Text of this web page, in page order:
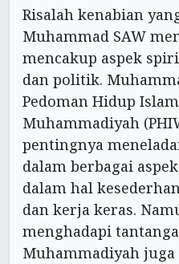
Risalah kenabian
Muhammad SAW
mencakup aspek
dan politik.
Pedoman Hidup
Muhammadiyah
pentingnya
dalam berbagai
dalam hal
dan kerja keras.
menghadapi
Muhammadiyah juga